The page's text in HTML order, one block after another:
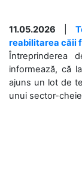
11.05.2026 |
reabilitarea căii
Întreprinderea
informează, că
ajuns un lot de
unui sector-